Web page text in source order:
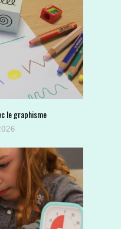
le graphisme